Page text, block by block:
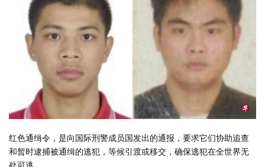
红色通缉令，是向国际刑警成员国发出的通报，要求它们协助追查
和暂时逮捕被通缉的逃犯，等候引渡或移交，确保逃犯在全世界无